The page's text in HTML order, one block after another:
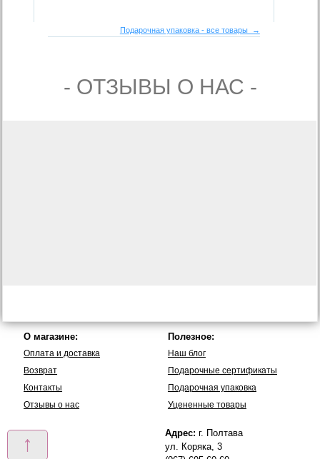
Подарочная упаковка - все товары →
- ОТЗЫВЫ О НАС -
↑
О магазине:
Оплата и доставка
Возврат
Контакты
Отзывы о нас
Полезное:
Наш блог
Подарочные сертификаты
Подарочная упаковка
Уцененные товары
Адрес: г. Полтава
ул. Коряка, 3